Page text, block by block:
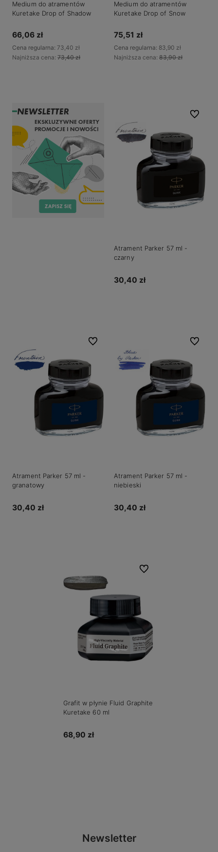
Medium do atramentów
Kuretake Drop of Shadow
66,06 zł
Cena regularna: 73,40 zł
Najniższa cena: 73,40 zł
Medium do atramentów
Kuretake Drop of Snow
75,51 zł
Cena regularna: 83,90 zł
Najniższa cena: 83,90 zł
Atrament Parker 57 ml -
czarny
30,40 zł
Do
Atrament Parker 57 ml -
granatowy
30,40 zł
Do ulubionych
Atrament Parker 57 ml -
niebieski
30,40 zł
Do
Grafit w płynie Fluid Graphite
Kuretake 60 ml
68,90 zł
Do ulubionych
Newsletter